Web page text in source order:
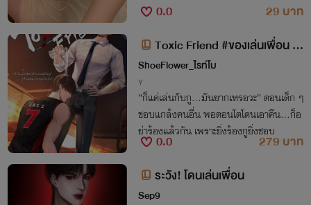
0.0
29 บาท
Toxic Friend #ของเล่นเพื่อน เม
ะชนเมะ
ShoeFlower_ไรท์โบ
Y
“ก็แค่เล่นกับกู…มันยากเหรอวะ” ตอนเด็ก ๆ
ชอบแกล้งคนอื่น พอตอนโตโดนเอาคืน...ก็อ
ย่าร้องแล้วกัน เพราะยิ่งร้องกูยิ่งชอบ
0.0
279 บาท
ระวัง! โดนเล่นเพื่อน
Sep9